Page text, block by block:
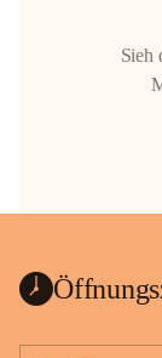
Sieh